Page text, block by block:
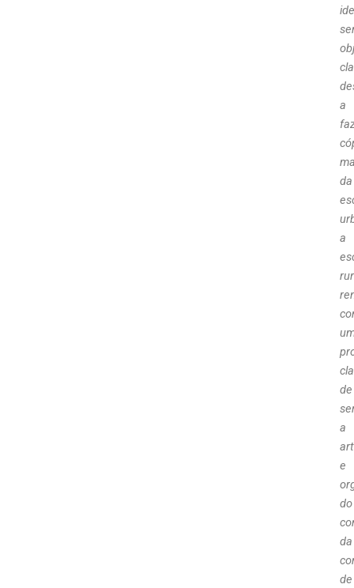
a
da
a
de
a
e
do
da
de